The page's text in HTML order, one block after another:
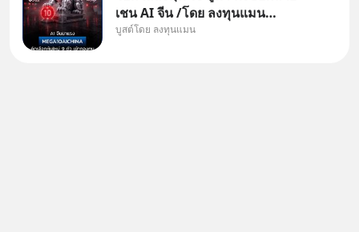
เชน AI จีน /โดย ลงทุนแมน
✅ลงทุนตรง คัด 10 ผู้นำเน้น ๆ ใน
บูสต์โดย ลงทุนแมน